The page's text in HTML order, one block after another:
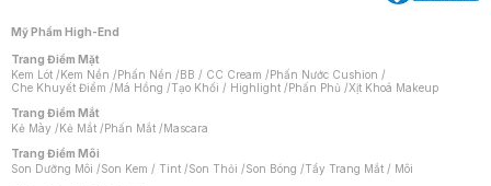
Mỹ Phẩm High-End
Trang Điểm Mặt
Kem Lót /Kem Nền /Phấn Nền /BB / CC Cream /Phấn Nước Cushion /
Che Khuyết Điểm /Má Hồng /Tạo Khối / Highlight /Phấn Phủ /Xịt Khoá Makeup
Trang Điểm Mắt
Kẻ Mày /Kẻ Mắt /Phấn Mắt /Mascara
Trang Điểm Môi
Son Dưỡng Môi /Son Kem / Tint /Son Thỏi /Son Bóng /Tẩy Trang Mắt / Môi